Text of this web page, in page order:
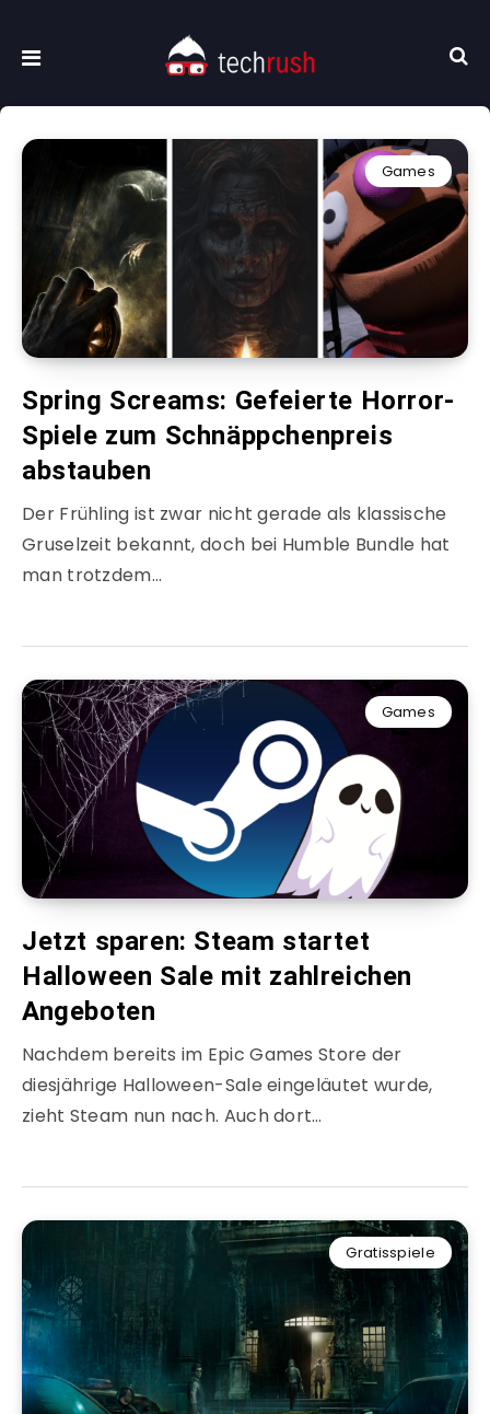
Games
Spring Screams: Gefeierte Horror-
Spiele zum Schnäppchenpreis
abstauben
Der Frühling ist zwar nicht gerade als klassische
Gruselzeit bekannt, doch bei Humble Bundle hat
man trotzdem…
Games
Jetzt sparen: Steam startet
Halloween Sale mit zahlreichen
Angeboten
Nachdem bereits im Epic Games Store der
diesjährige Halloween-Sale eingeläutet wurde,
zieht Steam nun nach. Auch dort…
Gratisspiele